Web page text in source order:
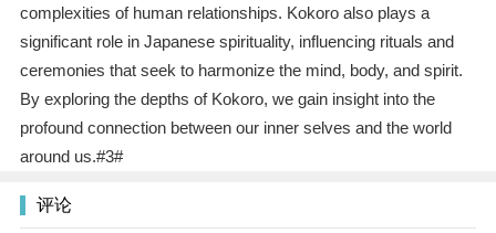
complexities of human relationships. Kokoro also plays a
significant role in Japanese spirituality, influencing rituals and
ceremonies that seek to harmonize the mind, body, and spirit.
By exploring the depths of Kokoro, we gain insight into the
profound connection between our inner selves and the world
around us.#3#
评论